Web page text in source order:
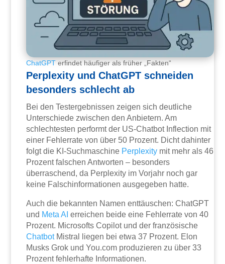
ChatGPT erfindet häufiger als früher „Fakten“
Perplexity und ChatGPT schneiden
besonders schlecht ab
Bei den Testergebnissen zeigen sich deutliche
Unterschiede zwischen den Anbietern. Am
schlechtesten performt der US-Chatbot Inflection mit
einer Fehlerrate von über 50 Prozent. Dicht dahinter
folgt die KI-Suchmaschine Perplexity mit mehr als 46
Prozent falschen Antworten – besonders
überraschend, da Perplexity im Vorjahr noch gar
keine Falschinformationen ausgegeben hatte.
Auch die bekannten Namen enttäuschen: ChatGPT
und Meta AI erreichen beide eine Fehlerrate von 40
Prozent. Microsofts Copilot und der französische
ChatbotMistral liegen bei etwa 37 Prozent. Elon
Musks Grok und You.com produzieren zu über 33
Prozent fehlerhafte Informationen.